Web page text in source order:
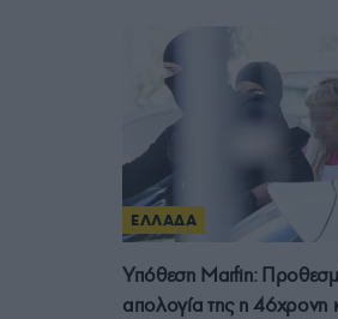
ΕΛΛΑΔΑ
Υπόθεση Marfin:
απολογία της η 46χρονη